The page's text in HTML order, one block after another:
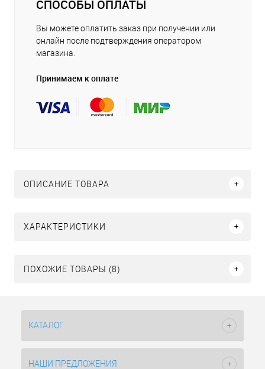
СПОСОБЫ ОПЛАТЫ
Вы можете оплатить заказ при получении или
онлайн после подтверждения оператором
магазина.
Принимаем к оплате
ОПИСАНИЕ ТОВАРА
ХАРАКТЕРИСТИКИ
ПОХОЖИЕ ТОВАРЫ (8)
КАТАЛОГ
НАШИ ПРЕДЛОЖЕНИЯ